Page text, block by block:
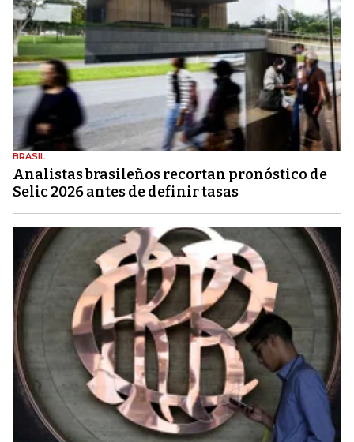
BRASIL
Analistas brasileños recortan pronóstico de
Selic 2026 antes de definir tasas